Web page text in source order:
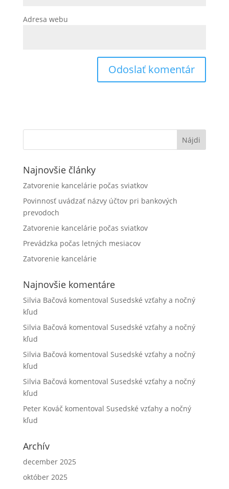
Adresa webu
Najnovšie články
Zatvorenie kancelárie počas sviatkov
Povinnosť uvádzať názvy účtov pri bankových
prevodoch
Zatvorenie kancelárie počas sviatkov
Prevádzka počas letných mesiacov
Zatvorenie kancelárie
Najnovšie komentáre
Silvia Bačová komentoval Susedské vzťahy a nočný
kľud
Silvia Bačová komentoval Susedské vzťahy a nočný
kľud
Silvia Bačová komentoval Susedské vzťahy a nočný
kľud
Silvia Bačová komentoval Susedské vzťahy a nočný
kľud
Peter Kováč komentoval Susedské vzťahy a nočný
kľud
Archív
december 2025
október 2025